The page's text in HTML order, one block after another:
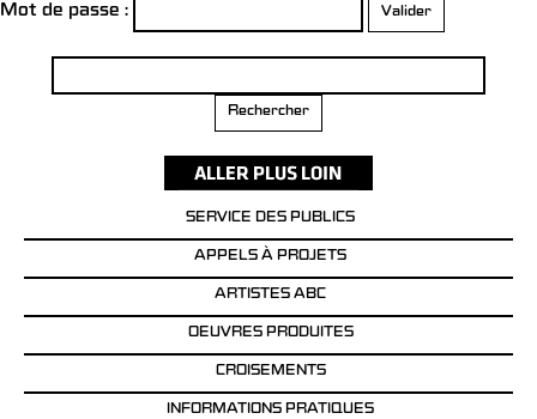
Mot de passe :
SERVICE DES PUBLICS
APPELS À PROJETS
ARTISTES ABC
OEUVRES PRODUITES
CROISEMENTS
INFORMATIONS PRATIQUES